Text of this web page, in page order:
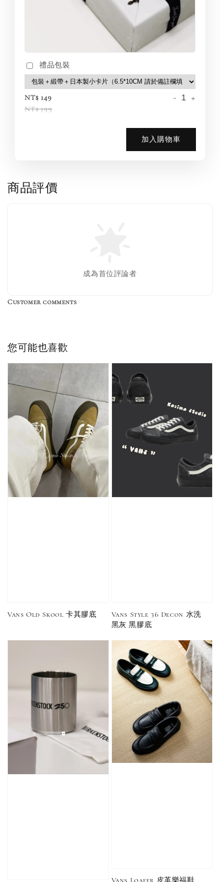
禮品包裝
NT$ 149
NT$ 199
- +
加入購物車
商品評價
成為首位評論者
Customer comments
您可能也喜歡
Vans Old Skool 卡其膠底
Vans Style 36 Decon 水洗
黑灰 黑膠底
Vans Loafer 皮革樂福鞋